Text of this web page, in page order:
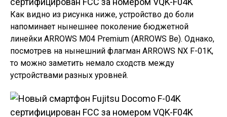
Как видно из рисунка ниже, устройство до боли
напоминает нынешнее поколение бюджетной
линейки ARROWS M04 Premium (ARROWS Be). Однако,
посмотрев на нынешний флагман ARROWS NX F-01K,
то можно заметить немало сходств между
устройствами разных уровней.